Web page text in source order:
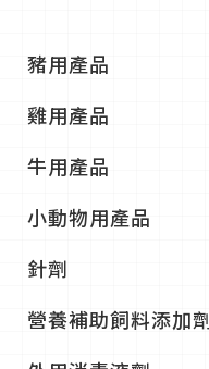
豬用產品
雞用產品
牛用產品
小動物用產品
針劑
營養補助飼料添加劑